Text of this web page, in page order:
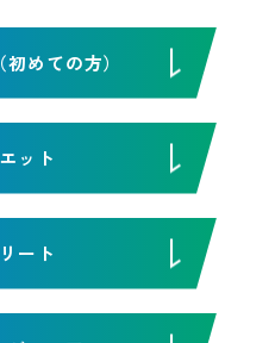
めての方）
ット
ート